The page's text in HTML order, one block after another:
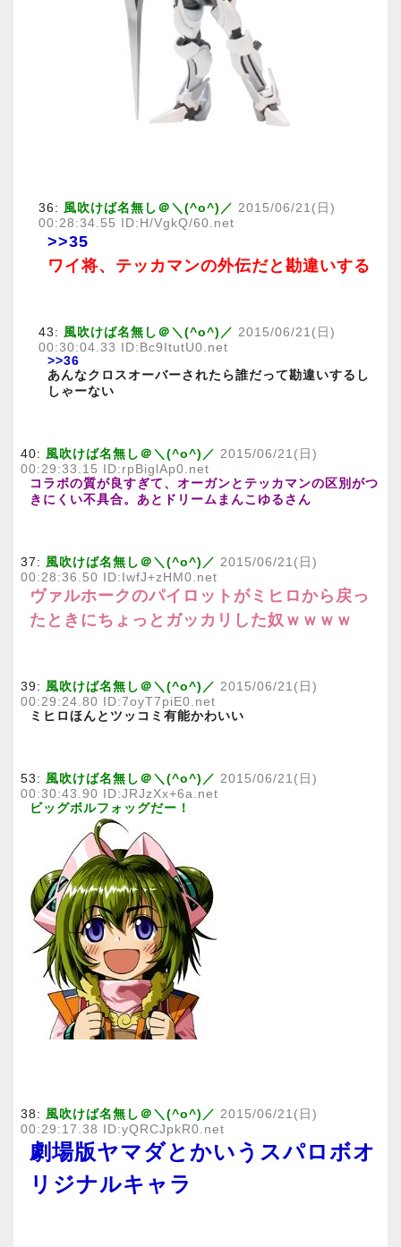
36: 風吹けば名無し＠＼(^o^)／ 2015/06/21(日)
00:28:34.55 ID:H/VgkQ/60.net
>>35
ワイ将、テッカマンの外伝だと勘違いする
43: 風吹けば名無し＠＼(^o^)／ 2015/06/21(日)
00:30:04.33 ID:Bc9ItutU0.net
>>36
あんなクロスオーバーされたら誰だって勘違いするし
しゃーない
40: 風吹けば名無し＠＼(^o^)／ 2015/06/21(日)
00:29:33.15 ID:rpBiglAp0.net
コラボの質が良すぎて、オーガンとテッカマンの区別がつ
きにくい不具合。あとドリームまんこゆるさん
37: 風吹けば名無し＠＼(^o^)／ 2015/06/21(日)
00:28:36.50 ID:IwfJ+zHM0.net
ヴァルホークのパイロットがミヒロから戻っ
たときにちょっとガッカリした奴ｗｗｗｗ
39: 風吹けば名無し＠＼(^o^)／ 2015/06/21(日)
00:29:24.80 ID:7oyT7piE0.net
ミヒロほんとツッコミ有能かわいい
53: 風吹けば名無し＠＼(^o^)／ 2015/06/21(日)
00:30:43.90 ID:JRJzXx+6a.net
ビッグボルフォッグだー！
38: 風吹けば名無し＠＼(^o^)／ 2015/06/21(日)
00:29:17.38 ID:yQRCJpkR0.net
劇場版ヤマダとかいうスパロボオ
リジナルキャラ